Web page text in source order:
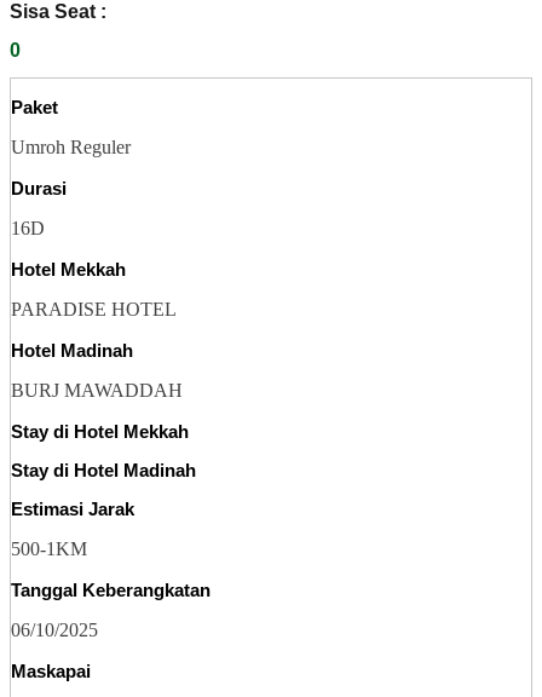
Sisa Seat :
0
Paket
Umroh Reguler
Durasi
16D
Hotel Mekkah
PARADISE HOTEL
Hotel Madinah
BURJ MAWADDAH
Stay di Hotel Mekkah
Stay di Hotel Madinah
Estimasi Jarak
500-1KM
Tanggal Keberangkatan
06/10/2025
Maskapai